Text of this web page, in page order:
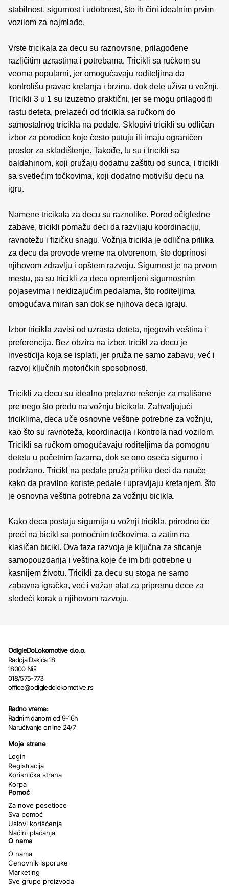
stabilnost, sigurnost i udobnost, što ih čini idealnim prvim
vozilom za najmlađe.
Vrste tricikala za decu su raznovrsne, prilagođene
različitim uzrastima i potrebama. Tricikli sa ručkom su
veoma popularni, jer omogućavaju roditeljima da
kontrolišu pravac kretanja i brzinu, dok dete uživa u vožnji.
Tricikli 3 u 1 su izuzetno praktični, jer se mogu prilagoditi
rastu deteta, prelazeći od tricikla sa ručkom do
samostalnog tricikla na pedale. Sklopivi tricikli su odličan
izbor za porodice koje često putuju ili imaju ograničen
prostor za skladištenje. Takođe, tu su i tricikli sa
baldahinom, koji pružaju dodatnu zaštitu od sunca, i tricikli
sa svetlećim točkovima, koji dodatno motivišu decu na
igru.
Namene tricikala za decu su raznolike. Pored očigledne
zabave, tricikli pomažu deci da razvijaju koordinaciju,
ravnotežu i fizičku snagu. Vožnja tricikla je odlična prilika
za decu da provode vreme na otvorenom, što doprinosi
njihovom zdravlju i opštem razvoju. Sigurnost je na prvom
mestu, pa su tricikli za decu opremljeni sigurnosnim
pojasevima i neklizajućim pedalama, što roditeljima
omogućava miran san dok se njihova deca igraju.
Izbor tricikla zavisi od uzrasta deteta, njegovih veština i
preferencija. Bez obzira na izbor, tricikl za decu je
investicija koja se isplati, jer pruža ne samo zabavu, već i
razvoj ključnih motoričkih sposobnosti.
Tricikli za decu su idealno prelazno rešenje za mališane
pre nego što pređu na vožnju bicikala. Zahvaljujući
triciklima, deca uče osnovne veštine potrebne za vožnju,
kao što su ravnoteža, koordinacija i kontrola nad vozilom.
Tricikli sa ručkom omogućavaju roditeljima da pomognu
detetu u početnim fazama, dok se ono oseća sigurno i
podržano. Tricikl na pedale pruža priliku deci da nauče
kako da pravilno koriste pedale i upravljaju kretanjem, što
je osnovna veština potrebna za vožnju bicikla.
Kako deca postaju sigurnija u vožnji tricikla, prirodno će
preći na bicikl sa pomoćnim točkovima, a zatim na
klasičan bicikl. Ova faza razvoja je ključna za sticanje
samopouzdanja i veština koje će im biti potrebne u
kasnijem životu. Tricikli za decu su stoga ne samo
zabavna igračka, već i važan alat za pripremu dece za
sledeći korak u njihovom razvoju.
OdIgleDoLokomotive d.o.o.
Radoja Dakića 18
18000 Niš
018/575-773
office@odigledolokomotive.rs
Radno vreme:
Radnim danom od 9-16h
Naručivanje online 24/7
Moje strane
Login
Registracija
Korisnička strana
Korpa
Pomoć
Za nove posetioce
Sva pomoć
Uslovi korišćenja
Načini plaćanja
O nama
O nama
Cenovnik isporuke
Marketing
Sve grupe proizvoda